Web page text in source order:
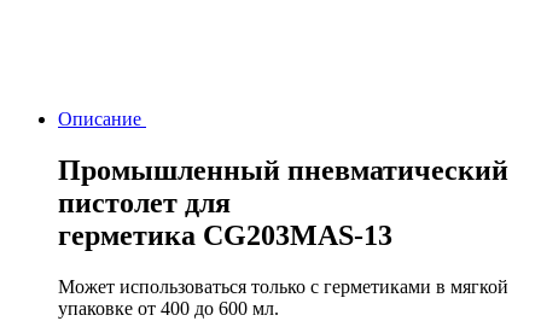
Описание
Промышленный пневматический
пистолет для
герметика CG203MAS-13
Может использоваться только с герметиками в мягкой
упаковке от 400 до 600 мл.